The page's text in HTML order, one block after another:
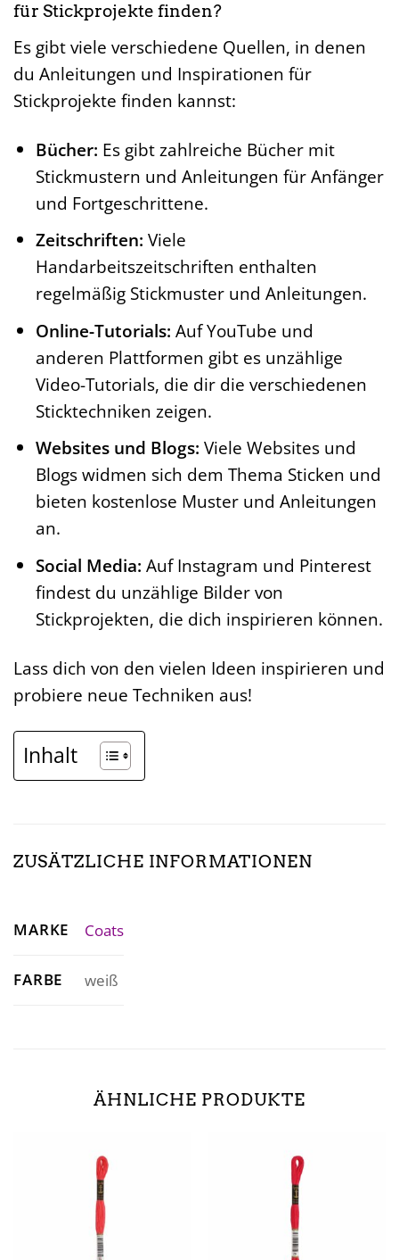
für Stickprojekte finden?
Es gibt viele verschiedene Quellen, in denen
du Anleitungen und Inspirationen für
Stickprojekte finden kannst:
Bücher: Es gibt zahlreiche Bücher mit
Stickmustern und Anleitungen für Anfänger
und Fortgeschrittene.
Zeitschriften: Viele
Handarbeitszeitschriften enthalten
regelmäßig Stickmuster und Anleitungen.
Online-Tutorials: Auf YouTube und
anderen Plattformen gibt es unzählige
Video-Tutorials, die dir die verschiedenen
Sticktechniken zeigen.
Websites und Blogs: Viele Websites und
Blogs widmen sich dem Thema Sticken und
bieten kostenlose Muster und Anleitungen
an.
Social Media: Auf Instagram und Pinterest
findest du unzählige Bilder von
Stickprojekten, die dich inspirieren können.
Lass dich von den vielen Ideen inspirieren und
probiere neue Techniken aus!
Inhalt
ZUSÄTZLICHE INFORMATIONEN
MARKE Coats
FARBE weiß
ÄHNLICHE PRODUKTE